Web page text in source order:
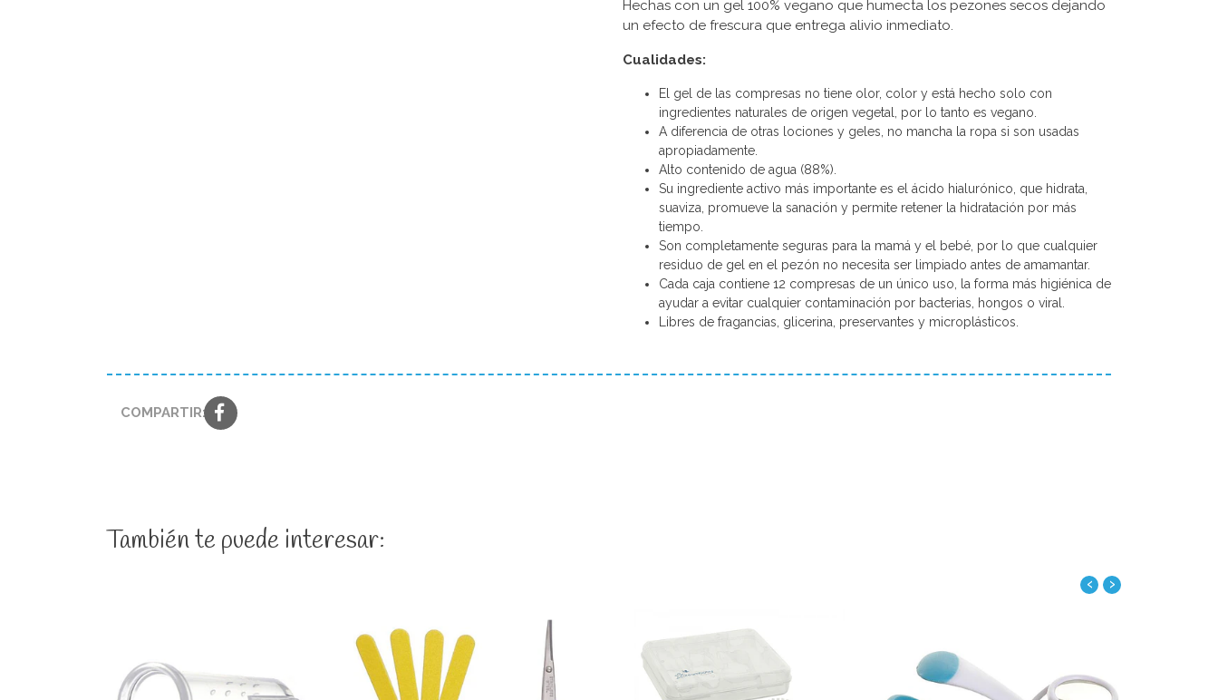
Hechas con un gel 100% vegano que humecta los pezones secos dejando
un efecto de frescura que entrega alivio inmediato.
Cualidades:
El gel de las compresas no tiene olor, color y está hecho solo con
ingredientes naturales de origen vegetal, por lo tanto es vegano.
A diferencia de otras lociones y geles, no mancha la ropa si son usadas
apropiadamente.
Alto contenido de agua (88%).
Su ingrediente activo más importante es el ácido hialurónico, que hidrata,
suaviza, promueve la sanación y permite retener la hidratación por más
tiempo.
Son completamente seguras para la mamá y el bebé, por lo que cualquier
residuo de gel en el pezón no necesita ser limpiado antes de amamantar.
Cada caja contiene 12 compresas de un único uso, la forma más higiénica de
ayudar a evitar cualquier contaminación por bacterias, hongos o viral.
Libres de fragancias, glicerina, preservantes y microplásticos.
COMPARTIR:
También te puede interesar:
‹ ›